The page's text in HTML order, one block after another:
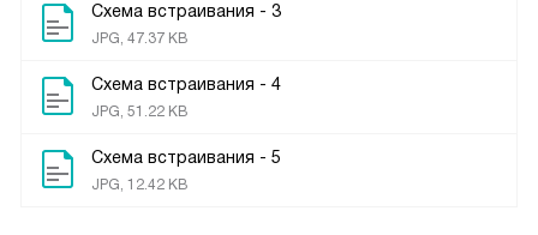
Схема встраивания - 3
JPG, 47.37 KB
Схема встраивания - 4
JPG, 51.22 KB
Схема встраивания - 5
JPG, 12.42 KB